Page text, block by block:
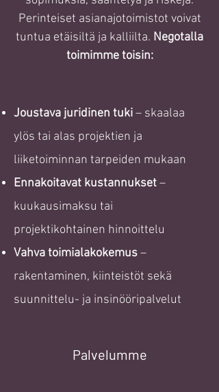
Perinteiset asianajotoimistot voivat
tuntua etäisiltä ja kalliilta. Negotalla
toimimme toisin:
Joustava juridinen tuki– skaalaa
ylös tai alas projektien ja
liiketoiminnan tarpeiden mukaan
Ennakoitavat kustannukset–
kuukausimaksu tai
projektikohtainen hinnoittelu
Vahva toimialakokemus–
rakentaminen, kiinteistöt sekä
suunnittelu- ja insinööripalvelut
Palvelumme